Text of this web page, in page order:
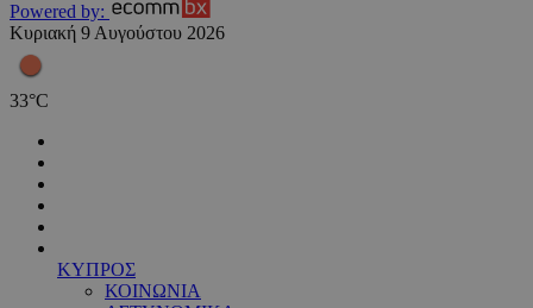
Powered by:
Κυριακή 9 Αυγούστου 2026
33°C
ΚΥΠΡΟΣ
ΚΟΙΝΩΝΙΑ